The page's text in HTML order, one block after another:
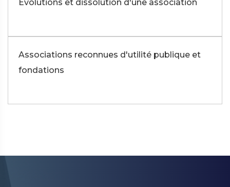
Évolutions et dissolution d'une association
Associations reconnues d'utilité publique et
fondations